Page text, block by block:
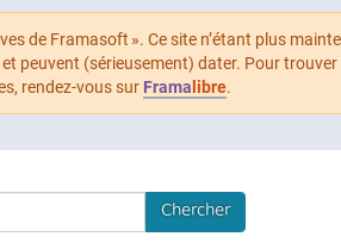
de Framasoft ». Ce site n’étant plus
peuvent (sérieusement) dater. Pour trouver
rendez-vous sur Frama libre.
Chercher